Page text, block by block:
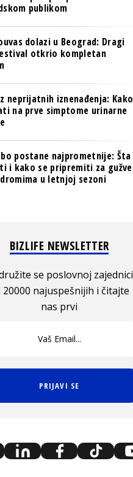
publikom
dolazi u Beograd: Dragi
otkrio kompletan
neprijatnih iznenađenja: Kako
na prve simptome urinarne
postane najprometnije: Šta
i kako se pripremiti za gužve
u letnjoj sezoni
BIZLIFE NEWSLETTER
se poslovnoj zajednici
20000 najuspešnijih i čitajte
nas prvi
PRIJAVI SE